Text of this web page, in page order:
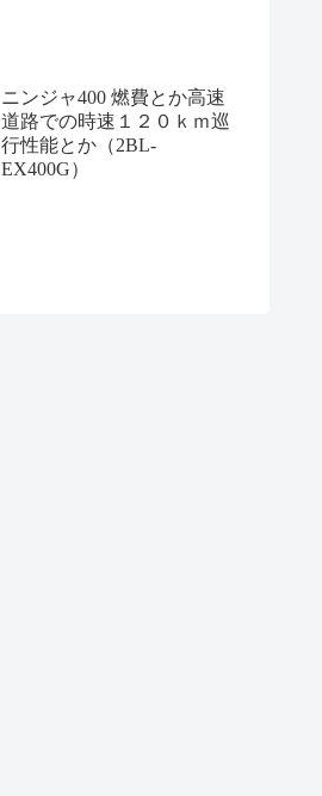
ニンジャ400 燃費とか高速
道路での時速１２０ｋｍ巡
行性能とか（2BL-
EX400G）